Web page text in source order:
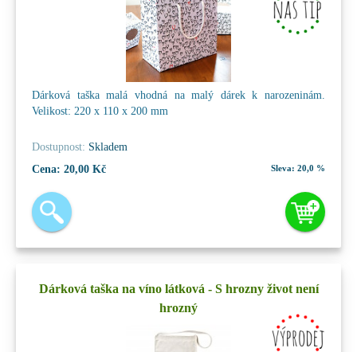
Dárková taška malá vhodná na malý dárek k narozeninám.
Velikost: 220 x 110 x 200 mm
Dostupnost: Skladem
Cena: 20,00 Kč Sleva: 20,0 %
Dárková taška na víno látková - S hrozny život není
hrozný